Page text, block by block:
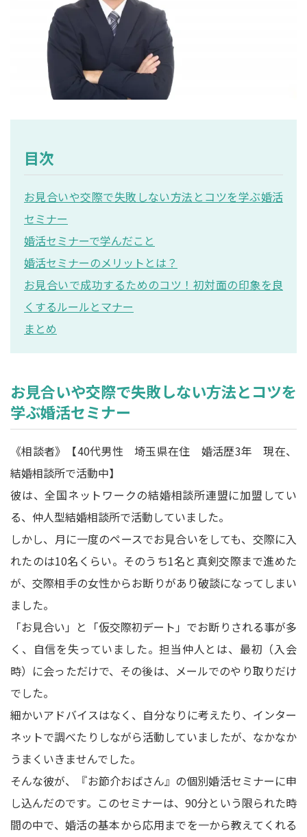
目次
お見合いや交際で失敗しない方法とコツを学ぶ婚活
セミナー
婚活セミナーで学んだこと
婚活セミナーのメリットとは？
お見合いで成功するためのコツ！初対面の印象を良
くするルールとマナー
まとめ
お見合いや交際で失敗しない方法とコツを
学ぶ婚活セミナー
《相談者》【40代男性 埼玉県在住 婚活歴3年 現在、
結婚相談所で活動中】
彼は、全国ネットワークの結婚相談所連盟に加盟してい
る、仲人型結婚相談所で活動していました。
しかし、月に一度のペースでお見合いをしても、交際に入
れたのは10名くらい。そのうち1名と真剣交際まで進めた
が、交際相手の女性からお断りがあり破談になってしまい
ました。
「お見合い」と「仮交際初デート」でお断りされる事が多
く、自信を失っていました。担当仲人とは、最初（入会
時）に会っただけで、その後は、メールでのやり取りだけ
でした。
細かいアドバイスはなく、自分なりに考えたり、インター
ネットで調べたりしながら活動していましたが、なかなか
うまくいきませんでした。
そんな彼が、『お節介おばさん』の個別婚活セミナーに申
し込んだのです。このセミナーは、90分という限られた時
間の中で、婚活の基本から応用までを一から教えてくれる